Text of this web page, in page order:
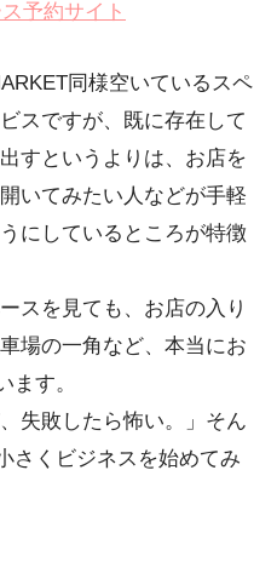
予約サイト
同様空いているスペ
スですが、既に存在して
すというよりは、お店を
いてみたい人などが手軽
にしているところが特徴
スを見ても、お店の入り
場の一角など、本当にお
ます。
失敗したら怖い。」そん
さくビジネスを始めてみ